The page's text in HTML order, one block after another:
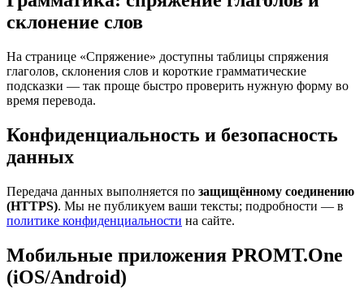
склонение слов
На странице «Спряжение» доступны таблицы спряжения
глаголов, склонения слов и короткие грамматические
подсказки — так проще быстро проверить нужную форму во
время перевода.
Конфиденциальность и безопасность
данных
Передача данных выполняется по защищённому соединению
(HTTPS). Мы не публикуем ваши тексты; подробности — в
политике конфиденциальности на сайте.
Мобильные приложения PROMT.One
(iOS/Android)